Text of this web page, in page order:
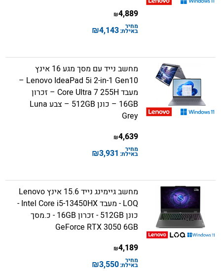
4,889
₪
מחיר
באילת:4,143
₪
מחשב נייד עם מסך מגע 16 אינץ
Lenovo IdeaPad 5i 2-in-1 Gen10 –
מעבד Core Ultra 7 255H – זכרון
16GB – כונן 512GB – צבע Luna
Grey
4,639
₪
מחיר
באילת: 3,931
₪
מחשב גיימינג נייד 15.6 אינץ Lenovo
LOQ - מעבד Intel Core i5-13450HX -
כונן 512GB - זכרון 16GB - כ.מסך
GeForce RTX 3050 6GB
4,189
₪
מחיר
באילת:3,550
₪